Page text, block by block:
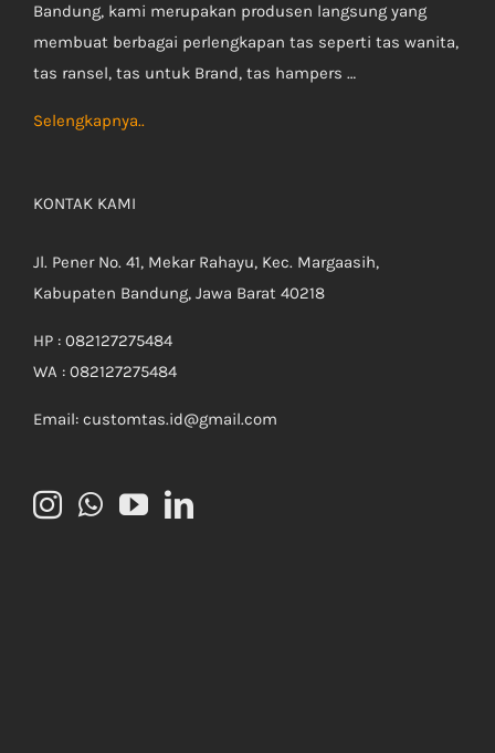
Bandung, kami merupakan produsen langsung yang
membuat berbagai perlengkapan tas seperti tas wanita,
tas ransel, tas untuk Brand, tas hampers …
Selengkapnya..
KONTAK KAMI
Jl. Pener No. 41, Mekar Rahayu, Kec. Margaasih,
Kabupaten Bandung, Jawa Barat 40218
HP : 082127275484
WA : 082127275484
Email: customtas.id@gmail.com